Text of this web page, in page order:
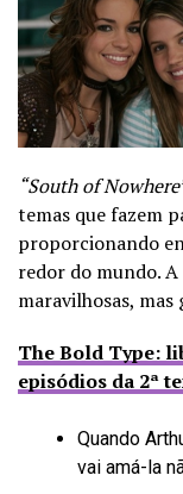
“South of
temas que fazem
proporcionando
redor do mundo.
maravilhosas,
The Bold Type:
episódios da 2ª
Quando
vai amá-la